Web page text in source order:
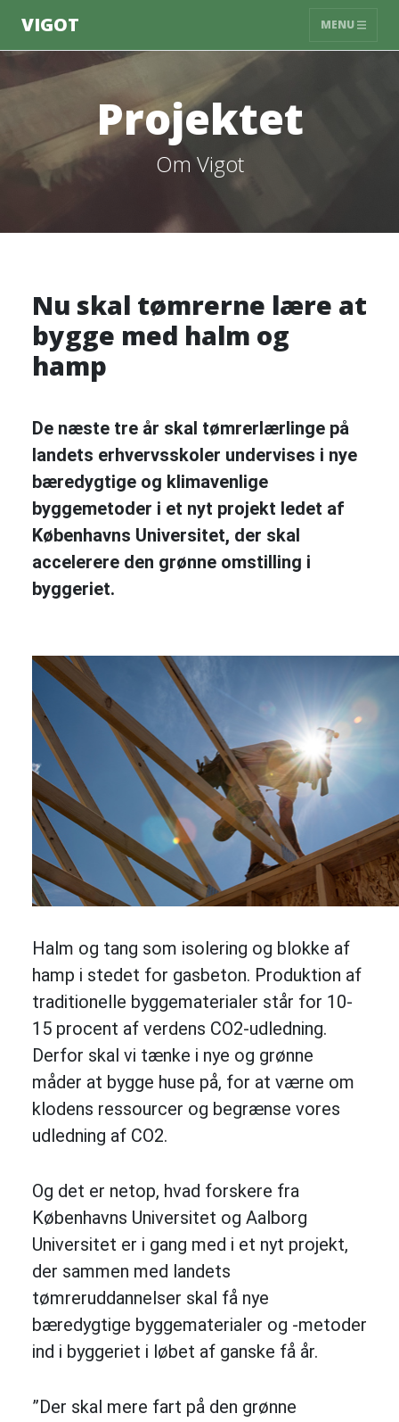
VIGOT MENU
Projektet
Om Vigot
Nu skal tømrerne lære at
bygge med halm og
hamp
De næste tre år skal tømrerlærlinge på
landets erhvervsskoler undervises i nye
bæredygtige og klimavenlige
byggemetoder i et nyt projekt ledet af
Københavns Universitet, der skal
accelerere den grønne omstilling i
byggeriet.
Halm og tang som isolering og blokke af
hamp i stedet for gasbeton. Produktion af
traditionelle byggematerialer står for 10-
15 procent af verdens CO2-udledning.
Derfor skal vi tænke i nye og grønne
måder at bygge huse på, for at værne om
klodens ressourcer og begrænse vores
udledning af CO2.
Og det er netop, hvad forskere fra
Københavns Universitet og Aalborg
Universitet er i gang med i et nyt projekt,
der sammen med landets
tømreruddannelser skal få nye
bæredygtige byggematerialer og -metoder
ind i byggeriet i løbet af ganske få år.
”Der skal mere fart på den grønne